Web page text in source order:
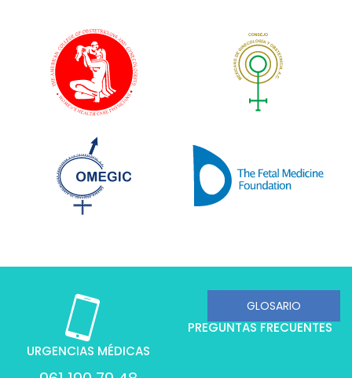
URGENCIAS MÉDICAS
PREGUNTAS FRECUENTES